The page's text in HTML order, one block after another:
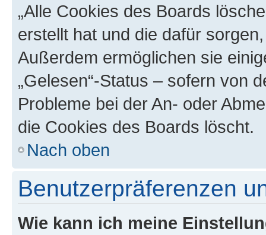
„Alle Cookies des Boards
erstellt hat und die dafür
Außerdem ermöglichen sie
„Gelesen“-Status – sofern von
Probleme bei der An- oder
die Cookies des Boards löscht.
Nach oben
Benutzerpräferenzen
Wie kann ich meine